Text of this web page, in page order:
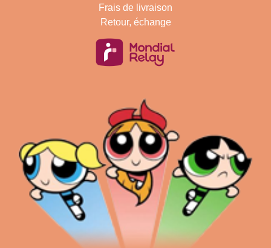
Frais de livraison
Retour, échange